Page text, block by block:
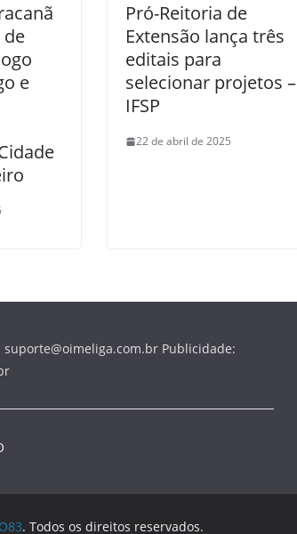
e
Pró-Reitoria de
Extensão lança três
editais para
selecionar projetos –
IFSP
22 de abril de 2025
suporte@oimeliga.com.br Publicidade:
. Todos os direitos reservados.